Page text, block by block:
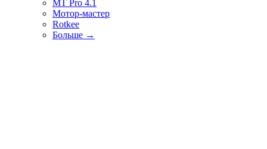
MT Pro 4.1
Мотор-мастер
Rotkee
Больше →